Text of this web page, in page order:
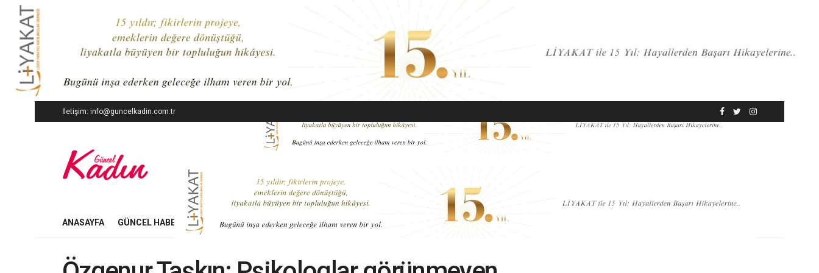
İletişim: info@guncelkadin.com.tr
ANASAYFA GÜNCEL HABERLER İŞ DÜNYASI EKONOMI MODA GÜZELLIK YAŞAM SANAT